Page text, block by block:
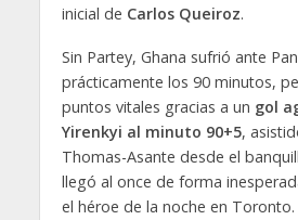
inicial de Carlos Queiroz.
Sin Partey, Ghana sufrió ante
prácticamente los 90 minutos,
puntos vitales gracias a un gol
Yirenkyi al minuto 90+5,
Thomas-Asante desde el
llegó al once de forma
el héroe de la noche en